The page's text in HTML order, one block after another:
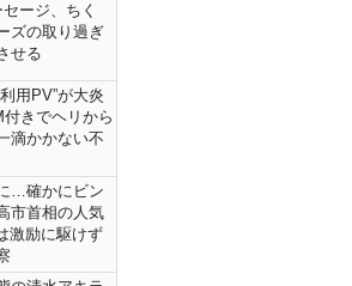
ージ、ちく
ズの取り過ぎ
せる
用PV”が大炎
きでヘリから
滴かかない不
…確かにビン
市首相の人気
激励に駆けず